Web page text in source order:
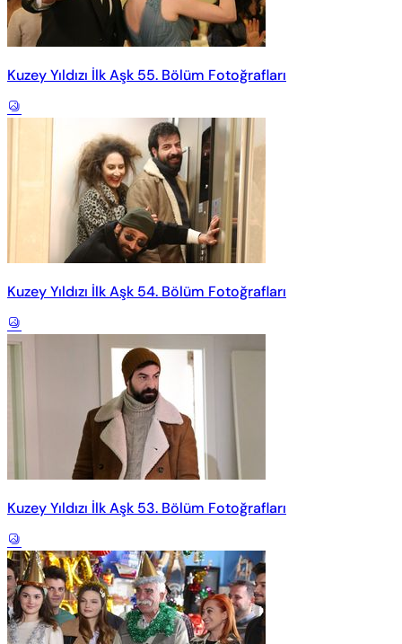
Kuzey Yıldızı İlk Aşk 55. Bölüm Fotoğrafları
Kuzey Yıldızı İlk Aşk 54. Bölüm Fotoğrafları
Kuzey Yıldızı İlk Aşk 53. Bölüm Fotoğrafları